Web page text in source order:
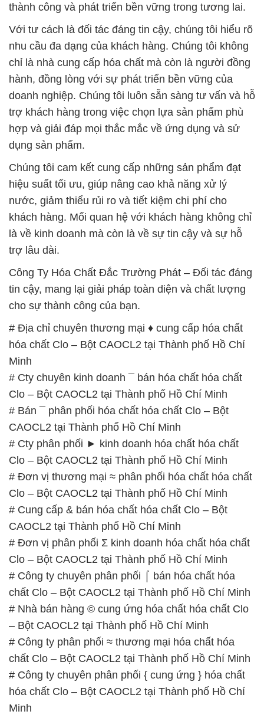
thành công và phát triển bền vững trong tương lai.
Với tư cách là đối tác đáng tin cậy, chúng tôi hiểu rõ
nhu cầu đa dạng của khách hàng. Chúng tôi không
chỉ là nhà cung cấp hóa chất mà còn là người đồng
hành, đồng lòng với sự phát triển bền vững của
doanh nghiệp. Chúng tôi luôn sẵn sàng tư vấn và hỗ
trợ khách hàng trong việc chọn lựa sản phẩm phù
hợp và giải đáp mọi thắc mắc về ứng dụng và sử
dụng sản phẩm.
Chúng tôi cam kết cung cấp những sản phẩm đạt
hiệu suất tối ưu, giúp nâng cao khả năng xử lý
nước, giảm thiểu rủi ro và tiết kiệm chi phí cho
khách hàng. Mối quan hệ với khách hàng không chỉ
là về kinh doanh mà còn là về sự tin cậy và sự hỗ
trợ lâu dài.
Công Ty Hóa Chất Đắc Trường Phát – Đối tác đáng
tin cậy, mang lại giải pháp toàn diện và chất lượng
cho sự thành công của bạn.
# Địa chỉ chuyên thương mại ♦ cung cấp hóa chất
hóa chất Clo – Bột CAOCL2 tại Thành phố Hồ Chí
Minh
# Cty chuyên kinh doanh ¯ bán hóa chất hóa chất
Clo – Bột CAOCL2 tại Thành phố Hồ Chí Minh
# Bán ¯ phân phối hóa chất hóa chất Clo – Bột
CAOCL2 tại Thành phố Hồ Chí Minh
# Cty phân phối ► kinh doanh hóa chất hóa chất
Clo – Bột CAOCL2 tại Thành phố Hồ Chí Minh
# Đơn vị thương mại ≈ phân phối hóa chất hóa chất
Clo – Bột CAOCL2 tại Thành phố Hồ Chí Minh
# Cung cấp & bán hóa chất hóa chất Clo – Bột
CAOCL2 tại Thành phố Hồ Chí Minh
# Đơn vị phân phối Σ kinh doanh hóa chất hóa chất
Clo – Bột CAOCL2 tại Thành phố Hồ Chí Minh
# Công ty chuyên phân phối ⌠ bán hóa chất hóa
chất Clo – Bột CAOCL2 tại Thành phố Hồ Chí Minh
# Nhà bán hàng © cung ứng hóa chất hóa chất Clo
– Bột CAOCL2 tại Thành phố Hồ Chí Minh
# Công ty phân phối ≈ thương mại hóa chất hóa
chất Clo – Bột CAOCL2 tại Thành phố Hồ Chí Minh
# Công ty chuyên phân phối { cung ứng } hóa chất
hóa chất Clo – Bột CAOCL2 tại Thành phố Hồ Chí
Minh